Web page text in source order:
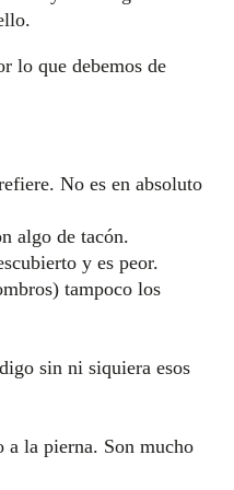
lo que debemos de
No es en absoluto
algo de tacón.
y es peor.
tampoco los
sin ni siquiera esos
a la pierna. Son mucho